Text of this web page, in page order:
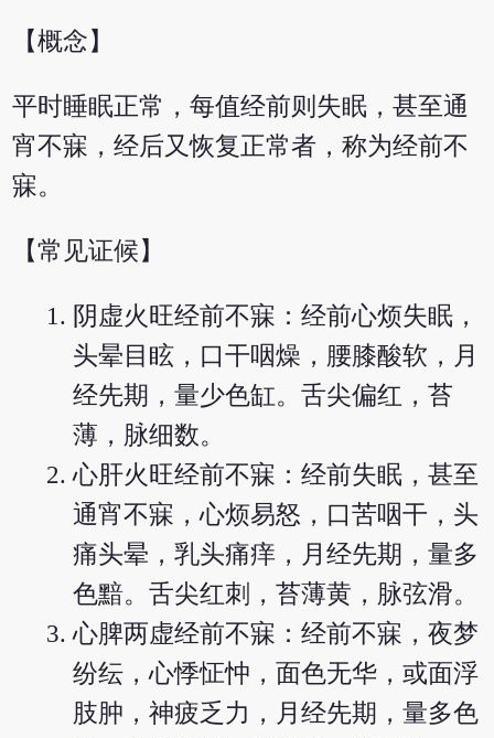
【概念】
平时睡眠正常，每值经前则失眠，甚至通
宵不寐，经后又恢复正常者，称为经前不
寐。
【常见证候】
阴虚火旺经前不寐：经前心烦失眠，
头晕目眩，口干咽燥，腰膝酸软，月
经先期，量少色缸。舌尖偏红，苔
薄，脉细数。
心肝火旺经前不寐：经前失眠，甚至
通宵不寐，心烦易怒，口苦咽干，头
痛头晕，乳头痛痒，月经先期，量多
色黯。舌尖红刺，苔薄黄，脉弦滑。
心脾两虚经前不寐：经前不寐，夜梦
纷纭，心悸怔忡，面色无华，或面浮
肢肿，神疲乏力，月经先期，量多色